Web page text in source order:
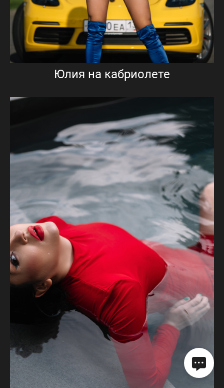
Юлия на кабриолете